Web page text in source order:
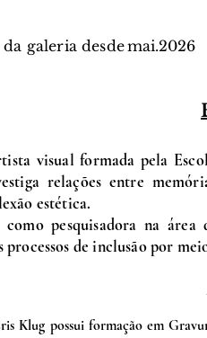
galeria desdemai.2026
visual formada pela
relações entre
estética.
como pesquisadora na
processos de inclusão por
Klug possui formação em